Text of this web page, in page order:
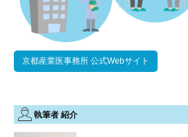
京都産業医事務所 公式Webサイト
執筆者 紹介